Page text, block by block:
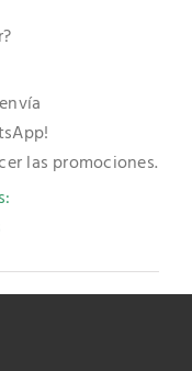
las promociones.